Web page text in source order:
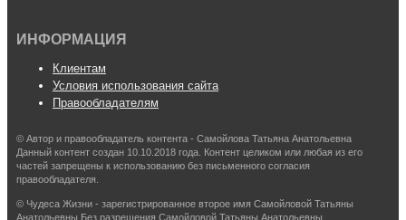
ИНФОРМАЦИЯ
Клиентам
Условия использования сайта
Правообладателям
© Автор и правообладатель контента - Самойлова Татьяна Анатольевна
Данный контент создан 10.10.2018 года. Контент целиком или любая из его
частей запрещены к использованию без письменного согласия
правообладателя.
© Чудеса Жизни - зарегистрированное второе имя Самойловой Татьяны
Анатольевны Без разрешения Самойловой Татьяны Анатольевны